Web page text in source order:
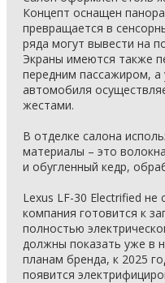
Концепт оснащен
превращается в
ряда могут вывести на
Экраны имеются также
передним пассажиром, а
автомобиля
жестами.
В отделке салона
материалы – это
и обугленный кедр,
Lexus LF-30 Electrified
компания готовится к
полностью
должны показать уже в
планам бренда, к 2025
появится